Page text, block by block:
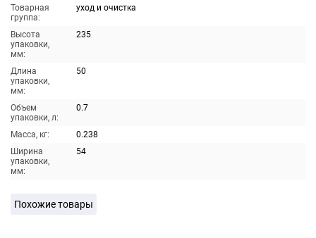
Товарная
группа:
уход и очистка
Высота
упаковки,
мм:
235
Длина
упаковки,
мм:
50
Объем
упаковки, л:
0.7
Масса, кг:
0.238
Ширина
упаковки,
мм:
54
Похожие товары